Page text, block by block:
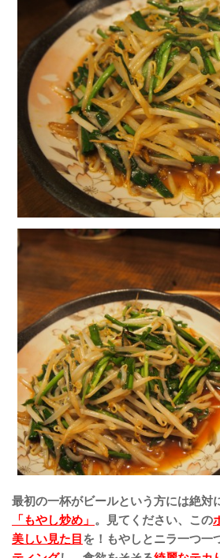
最初の一杯がビールという方には絶対
「もやし炒め」 。見てください、この
美しい見た目 を！もやしとニラ一つ一